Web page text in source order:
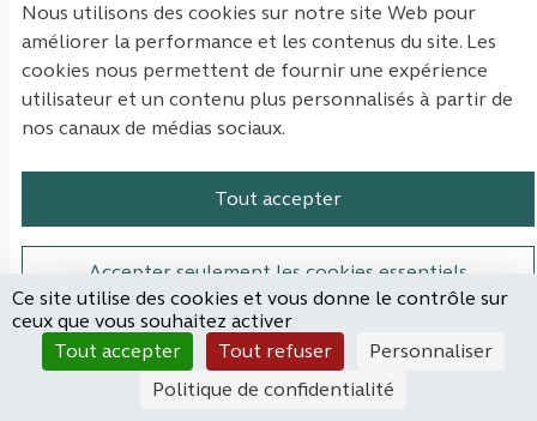
Nous utilisons des cookies sur notre site Web pour
améliorer la performance et les contenus du site. Les
cookies nous permettent de fournir une expérience
utilisateur et un contenu plus personnalisés à partir de
nos canaux de médias sociaux.
Tout accepter
Accepter seulement les cookies essentiels
Paramètres
VOIR LA PROPOSITION
L'accès aux soins de santé mentale
CRC des jeunes PACA
Problématique: Santé mentale de la
jeunesseSolutions:-Mise en place de bourses
psychologiques aux...
Filtrer les résultats de la catégorie : Santé
Ce site utilise des cookies et vous donne le contrôle sur
ceux que vous souhaitez activer
Tout accepter
Tout refuser
Personnaliser
Politique de confidentialité